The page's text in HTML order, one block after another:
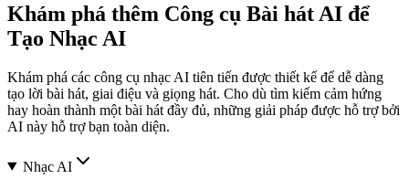
Khám phá thêm Công cụ Bài hát AI để
Tạo Nhạc AI
Khám phá các công cụ nhạc AI tiên tiến được thiết kế để dễ dàng
tạo lời bài hát, giai điệu và giọng hát. Cho dù tìm kiếm cảm hứng
hay hoàn thành một bài hát đầy đủ, những giải pháp được hỗ trợ bởi
AI này hỗ trợ bạn toàn diện.
Nhạc AI